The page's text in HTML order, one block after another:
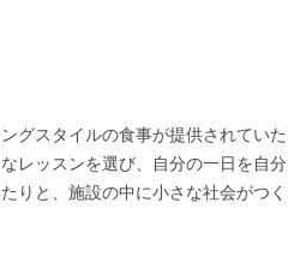
グスタイルの食事が提供されてい
レッスンを選び、自分の一日を自
りと、施設の中に小さな社会がつく